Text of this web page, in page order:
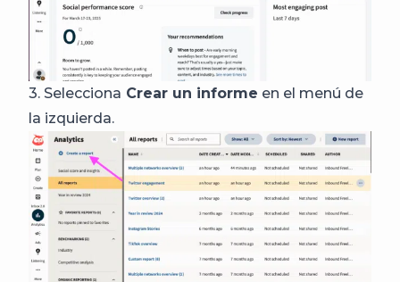
3. Selecciona Crear un informe en el menú de
la izquierda.